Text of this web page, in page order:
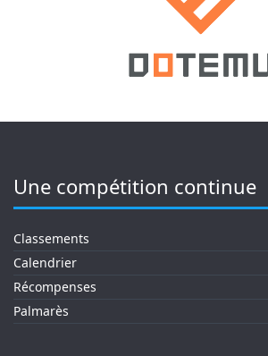
Une compétition continue
Classements
Calendrier
Récompenses
Palmarès